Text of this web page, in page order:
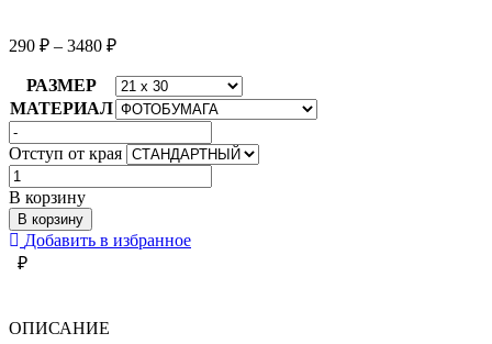
290 ₽ – 3480 ₽
РАЗМЕР
МАТЕРИАЛ
Отступ от края
Количество
товара
ЖИРАФ
В
ОЧКАХ
ГОЛУБЫХ
В корзину
В корзину
Добавить в избранное
₽
ОПИСАНИЕ